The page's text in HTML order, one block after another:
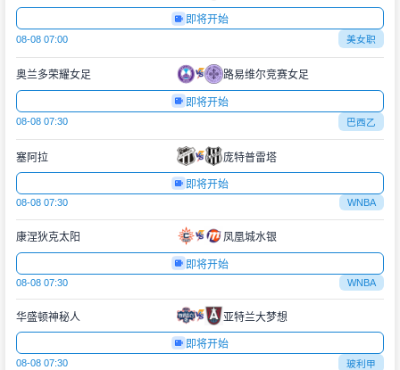
即将开始
08-08 07:00 美女职
奥兰多荣耀女足 路易维尔竞赛女足
即将开始
08-08 07:30 巴西乙
塞阿拉 庞特普雷塔
即将开始
08-08 07:30 WNBA
康涅狄克太阳 凤凰城水银
即将开始
08-08 07:30 WNBA
华盛顿神秘人 亚特兰大梦想
即将开始
08-08 07:30 玻利甲